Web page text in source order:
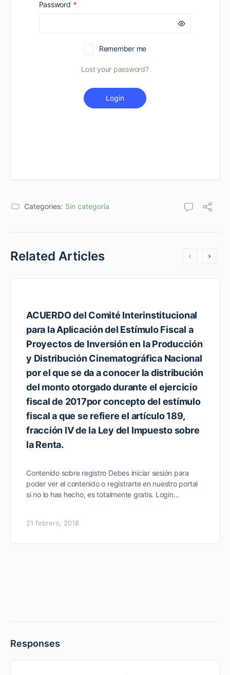
Password *Required
Remember me
Lost your password?
Login
Categories: Sin categoría
Related Articles
ACUERDO del Comité Interinstitucional
para la Aplicación del Estímulo Fiscal a
Proyectos de Inversión en la Producción
y Distribución Cinematográfica Nacional
por el que se da a conocer la distribución
del monto otorgado durante el ejercicio
fiscal de 2017por concepto del estímulo
fiscal a que se refiere el artículo 189,
fracción IV de la Ley del Impuesto sobre
la Renta.
Contenido sobre registro Debes iniciar sesión para
poder ver el contenido o registrarte en nuestro portal
si no lo has hecho, es totalmente gratis. Login…
21 febrero, 2018
Responses